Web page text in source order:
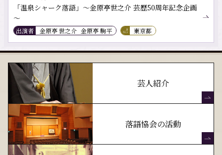
「温泉シャーク落語」～金原亭世之介 芸歴50周年記念企画
～
出演者 金原亭 世之介 金原亭 駒平 東京都
芸人紹介
落語協会の活動